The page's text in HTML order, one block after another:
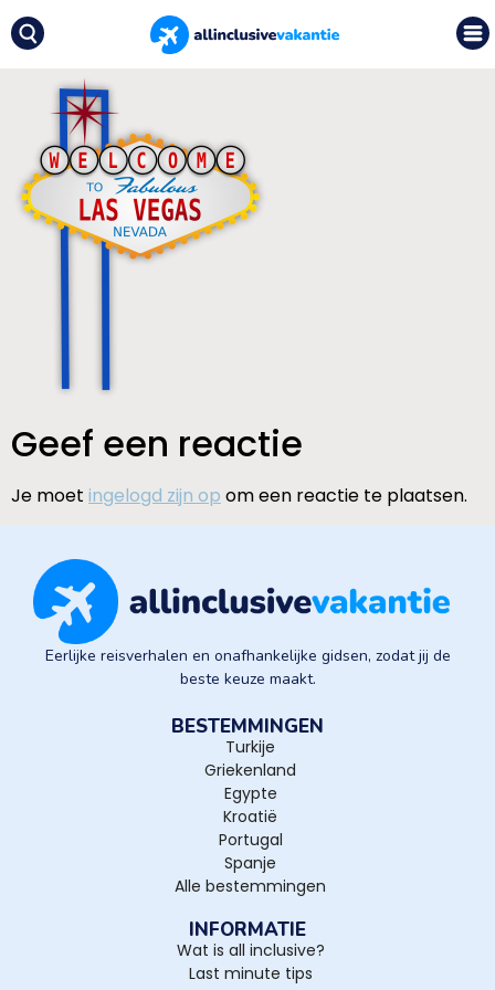
Geef een reactie
Je moet ingelogd zijn op om een reactie te plaatsen.
Eerlijke reisverhalen en onafhankelijke gidsen, zodat jij de
beste keuze maakt.
BESTEMMINGEN
Turkije
Griekenland
Egypte
Kroatië
Portugal
Spanje
Alle bestemmingen
INFORMATIE
Wat is all inclusive?
Last minute tips